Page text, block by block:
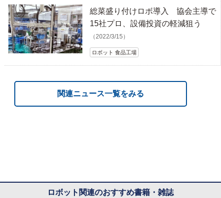
総菜盛り付けロボ導入 協会主導で
15社プロ、設備投資の軽減狙う
（2022/3/15）
ロボット 食品工場
関連ニュース一覧をみる
ロボット関連のおすすめ書籍・雑誌